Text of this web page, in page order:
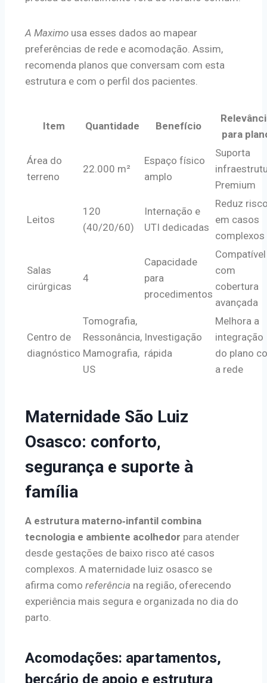
A Maximo usa esses dados ao mapear
preferências de rede e acomodação. Assim,
recomenda planos que conversam com esta
estrutura e com o perfil dos pacientes.
Item Quantidade Benefício
para
Área do
terreno
22.000 m²
Espaço físico
amplo
Suporta
Premium
Leitos
120
(40/20/60)
Internação e
UTI dedicadas
Reduz
em casos
complexos
Salas
cirúrgicas
4
Capacidade
para
procedimentos
Compatível
com
cobertura
avançada
Centro de
diagnóstico
Tomografia,
Ressonância,
Mamografia,
US
Investigação
rápida
Melhora a
integração
do plano
a rede
Maternidade São Luiz
Osasco: conforto,
segurança e suporte à
família
A estrutura materno‑infantil combina
tecnologia e ambiente acolhedor para atender
desde gestações de baixo risco até casos
complexos. A maternidade luiz osasco se
afirma como referência na região, oferecendo
experiência mais segura e organizada no dia do
parto.
Acomodações: apartamentos,
berçário de apoio e estrutura